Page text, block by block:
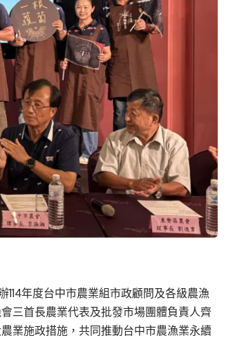
年度台中市農業組市政顧問及各級農漁
三首長農業代表及批發市場團體負責人齊
業施政措施，共同推動台中市農漁業永續